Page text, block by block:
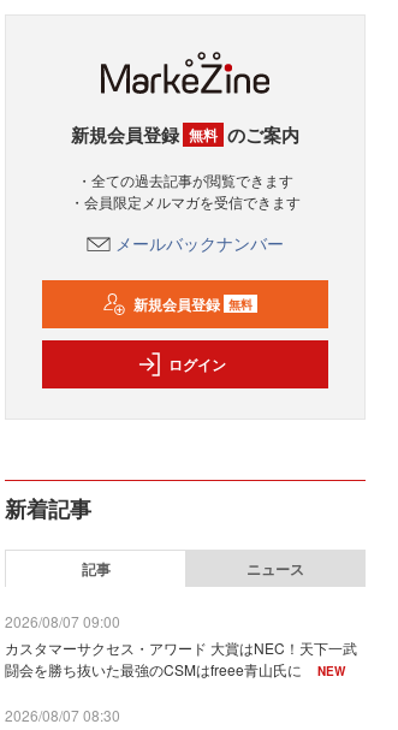
新規会員登録 無料 のご案内
・全ての過去記事が閲覧できます
・会員限定メルマガを受信できます
メールバックナンバー
新規会員登録 無料
ログイン
新着記事
記事 ニュース
2026/08/07 09:00
カスタマーサクセス・アワード 大賞はNEC！天下一武
闘会を勝ち抜いた最強のCSMはfreee青山氏に
NEW
2026/08/07 08:30